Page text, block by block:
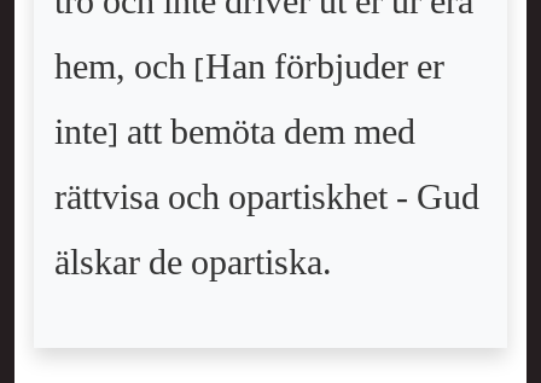
hem, och [Han förbjuder er
inte] att bemöta dem med
rättvisa och opartiskhet - Gud
älskar de opartiska.